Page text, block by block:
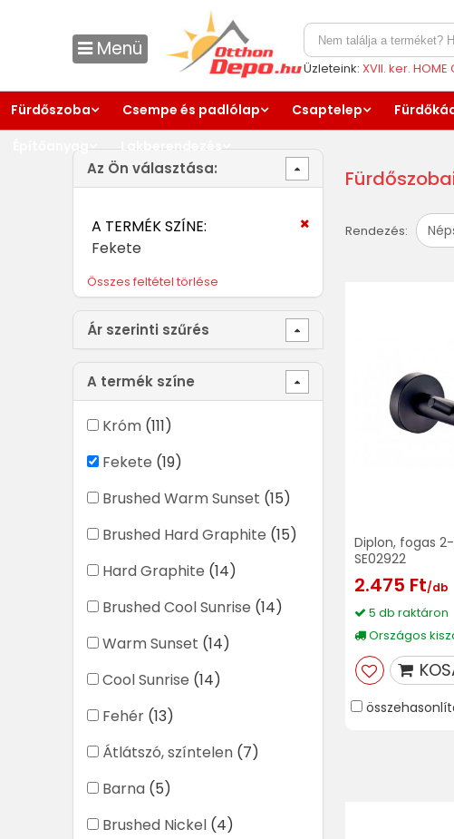
Menü
Üzleteink: XVII. ker.
Fürdőszoba Csempe és padlólap Csaptelep
Építőanyag
Lakberendezés
Rendezés:
Diplon, fogas
SE02922
2.475 Ft/db
5 db raktáron
Országos
Az Ön választása:
A TERMÉK SZÍNE:
Fekete
Összes feltétel törlése
Ár szerinti szűrés
A termék színe
Króm (111)
Fekete (19)
Brushed Warm Sunset (15)
Brushed Hard Graphite (15)
Hard Graphite (14)
Brushed Cool Sunrise (14)
Warm Sunset (14)
Cool Sunrise (14)
Fehér (13)
Átlátszó, színtelen (7)
Barna (5)
Brushed Nickel (4)